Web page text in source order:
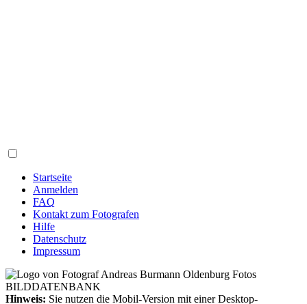
Startseite
Anmelden
FAQ
Kontakt zum Fotografen
Hilfe
Datenschutz
Impressum
Hinweis: Sie nutzen die Mobil-Version mit einer Desktop-